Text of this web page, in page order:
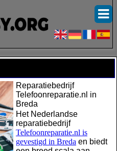
Reparatiebedrijf
Telefoonreparatie.nl in
Breda
Het Nederlandse
reparatiebedrijf
Telefoonreparatie.nl is
gevestigd in Breda en biedt